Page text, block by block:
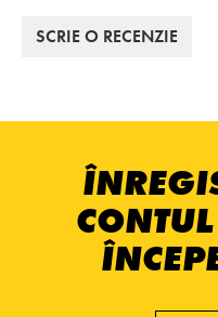
SCRIE O RECENZIE